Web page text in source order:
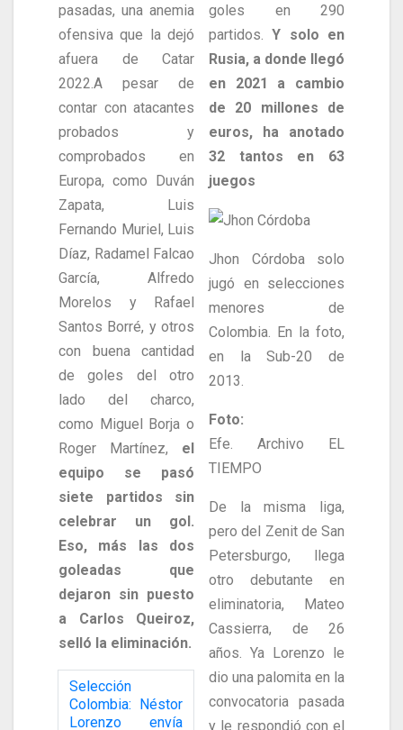
pasadas, una anemia
ofensiva que la dejó
afuera de Catar
2022.A pesar de
contar con atacantes
probados y
comprobados en
Europa, como Duván
Zapata, Luis
Fernando Muriel, Luis
Díaz, Radamel Falcao
García, Alfredo
Morelos y Rafael
Santos Borré, y otros
con buena cantidad
de goles del otro
lado del charco,
como Miguel Borja o
Roger Martínez, el
equipo se pasó
siete partidos sin
celebrar un gol.
Eso, más las dos
goleadas que
dejaron sin puesto
a Carlos Queiroz,
selló la eliminación.
Selección
Colombia: Néstor
Lorenzo envía
goles en 290
partidos. Y solo en
Rusia, a donde llegó
en 2021 a cambio
de 20 millones de
euros, ha anotado
32 tantos en 63
juegos
Jhon Córdoba solo
jugó en selecciones
menores de
Colombia. En la foto,
en la Sub-20 de
2013.
Foto:
Efe. Archivo EL
TIEMPO
De la misma liga,
pero del Zenit de San
Petersburgo, llega
otro debutante en
eliminatoria, Mateo
Cassierra, de 26
años. Ya Lorenzo le
dio una palomita en la
convocatoria pasada
y le respondió con el